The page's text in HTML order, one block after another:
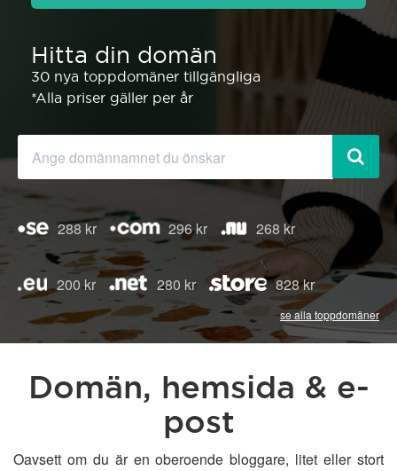
Hitta din domän
30 nya toppdomäner tillgängliga
*Alla priser gäller per år
288 kr 296 kr 268 kr
200 kr 280 kr 828 kr
se alla toppdomäner
Domän, hemsida & e-
post
Oavsett om du är en oberoende bloggare, litet eller stort